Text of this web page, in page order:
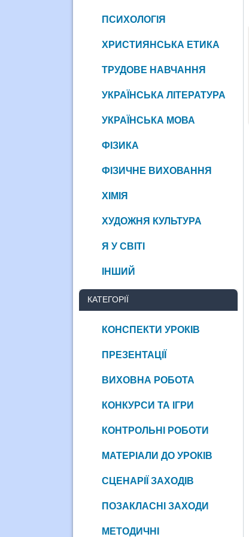
ПСИХОЛОГІЯ
ХРИСТИЯНСЬКА ЕТИКА
ТРУДОВЕ НАВЧАННЯ
УКРАЇНСЬКА ЛІТЕРАТУРА
УКРАЇНСЬКА МОВА
ФІЗИКА
ФІЗИЧНЕ ВИХОВАННЯ
ХІМІЯ
ХУДОЖНЯ КУЛЬТУРА
Я У СВІТІ
ІНШИЙ
КАТЕГОРІЇ
КОНСПЕКТИ УРОКІВ
ПРЕЗЕНТАЦІЇ
ВИХОВНА РОБОТА
КОНКУРСИ ТА ІГРИ
КОНТРОЛЬНІ РОБОТИ
МАТЕРІАЛИ ДО УРОКІВ
СЦЕНАРІЇ ЗАХОДІВ
ПОЗАКЛАСНІ ЗАХОДИ
МЕТОДИЧНІ